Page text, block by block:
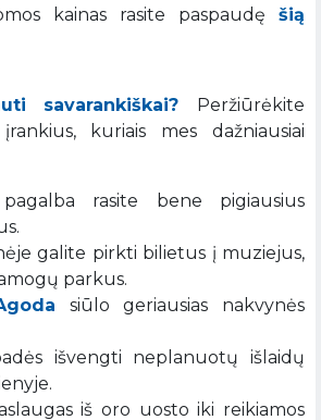
kainas rasite paspaudę šią
savarankiškai? Peržiūrėkite
kuriais mes dažniausiai
rasite bene pigiausius
galite pirkti bilietus į muziejus,
parkus.
siūlo geriausias nakvynės
išvengti neplanuotų išlaidų
iš oro uosto iki reikiamos